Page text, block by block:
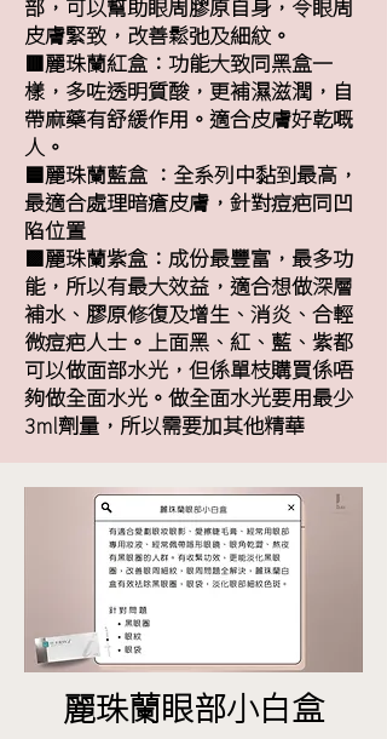
部，可以幫助眼周膠原自身，令眼周
皮膚緊致，改善鬆弛及細紋。
🟥麗珠蘭紅盒：功能大致同黑盒一
樣，多咗透明質酸，更補濕滋潤，自
帶麻藥有舒緩作用。適合皮膚好乾嘅
人。
🟦麗珠蘭藍盒 ：全系列中黏到最高，
最適合處理暗瘡皮膚，針對痘疤同凹
陷位置
🟪麗珠蘭紫盒：成份最豐富，最多功
能，所以有最大效益，適合想做深層
補水、膠原修復及增生、消炎、合輕
微痘疤人士。上面黑、紅、藍、紫都
可以做面部水光，但係單枝購買係唔
夠做全面水光。做全面水光要用最少
3ml劑量，所以需要加其他精華
麗珠蘭眼部小白盒